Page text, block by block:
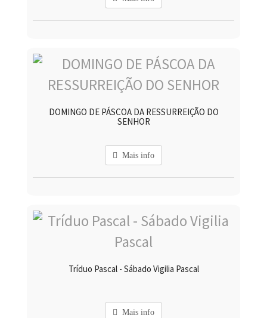
DOMINGO DE PÁSCOA DA RESSURREIÇÃO DO
SENHOR
Mais info
Tríduo Pascal - Sábado Vigilia Pascal
Mais info